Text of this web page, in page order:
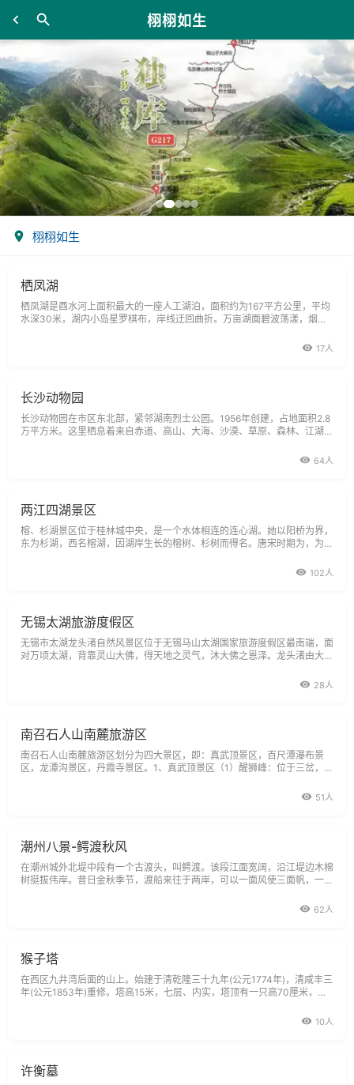
栩栩如生
栩栩如生
栖凤湖
栖凤湖是酉水河上面积最大的一座人工湖泊，面积约为167平方公里，平均
水深30米，湖内小岛星罗棋布，岸线迂回曲折。万亩湖面碧波荡漾，烟波
带漂入湖中，可谓风光旖旎。画家黄永玉、龙清廉曾经泛舟于此，题就青山
17人
长沙动物园
长沙动物园在市区东北部，紧邻湖南烈士公园。1956年创建，占地面积2.8
万平方米。这里栖息着来自赤道、高山、大海、沙漠、草原、森林、江湖的
人喜爱；有举止缓逸、载歌载舞的丹顶鹤；体小伶俐的毛冠鹿。还有凶猛的
64人
两江四湖景区
榕、杉湖景区位于桂林城中央，是一个水体相连的连心湖。她以阳桥为界，
东为杉湖，西名榕湖，因湖岸生长的榕树、杉树而得名。唐宋时期为，为人
湖。自清代始，富绅名士纷纷于湖岸边结庐而居，文人墨客于湖畔吟诗作
102人
无锡太湖旅游度假区
无锡市太湖龙头渚自然风景区位于无锡马山太湖国家旅游度假区最南端，面
对万顷太湖，背靠灵山大佛，得天地之灵气，沐大佛之恩泽。龙头渚由大储
渚。从龙舌、龙眼、龙耳、龙颈到龙背，全长2500米，这里山不高而层峦
28人
南召石人山南麓旅游区
南召石人山南麓旅游区划分为四大景区，即：真武顶景区，百尺潭瀑布景
区，龙潭沟景区，丹霞寺景区。1、真武顶景区（1）醒狮峰：位于三岔，是
如生。（2）二龙潭：位居登山石阶路的起点处，二级叠落，潭水清澈。51人
潮州八景-鳄渡秋风
在潮州城外北堤中段有一个古渡头，叫鳄渡。该段江面宽阔，沿江堤边木棉
树挺拔伟岸。昔日金秋季节，渡船来往于两岸，可以一面风使三面帆，一幅
州后，深知民之疾苦：皆口恶溪有鳄鱼食民物产，民是以穷。亲自去
62人
猴子塔
在西区九井湾后面的山上。始建于清乾隆三十九年(公元1774年)，清咸丰三
年(公元1853年)重修。塔高15米，七层、内实，塔顶有一只高70厘米，用
猴子具有灵性，每年大年三十晚上，会大叫三声，它叫时对哪一方，来年这
10人
许衡墓